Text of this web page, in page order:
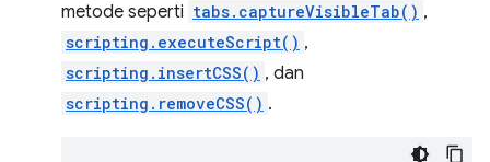
metode seperti tabs.captureVisibleTab() ,
scripting.executeScript() ,
scripting.insertCSS() , dan
scripting.removeCSS() .